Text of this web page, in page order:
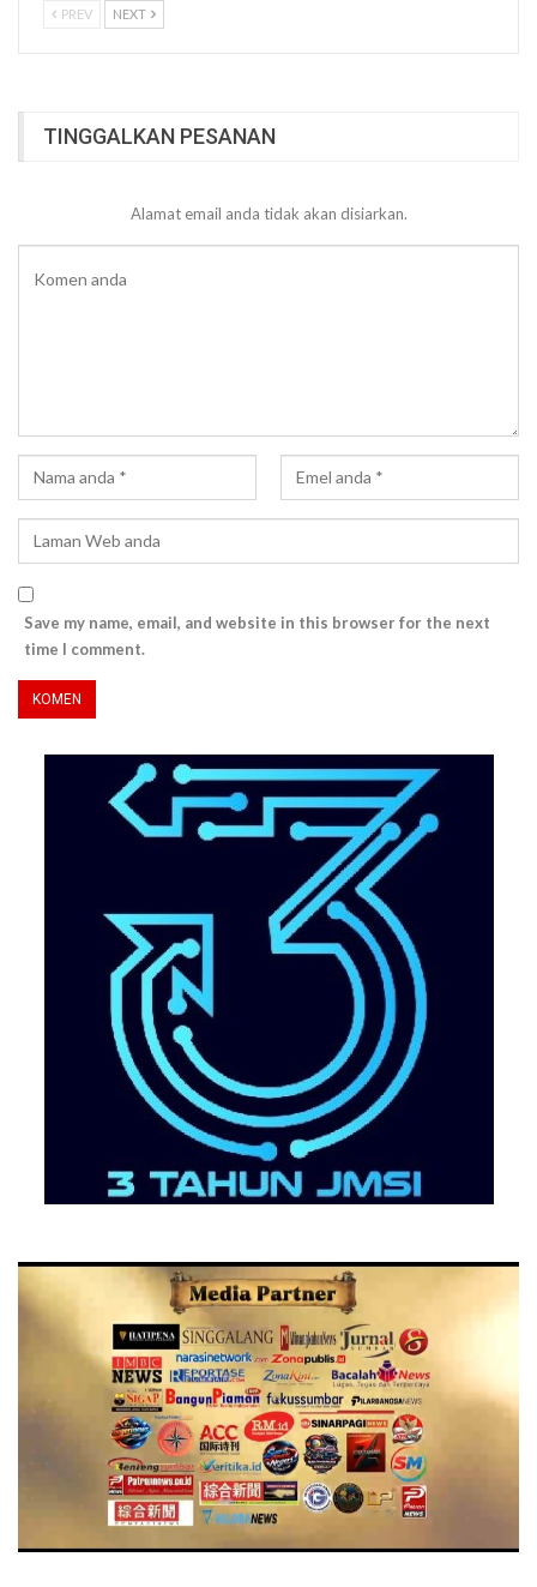
PREV NEXT
TINGGALKAN PESANAN
Alamat email anda tidak akan disiarkan.
Save my name, email, and website in this browser for the next
time I comment.